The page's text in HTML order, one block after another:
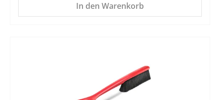
In den Warenkorb